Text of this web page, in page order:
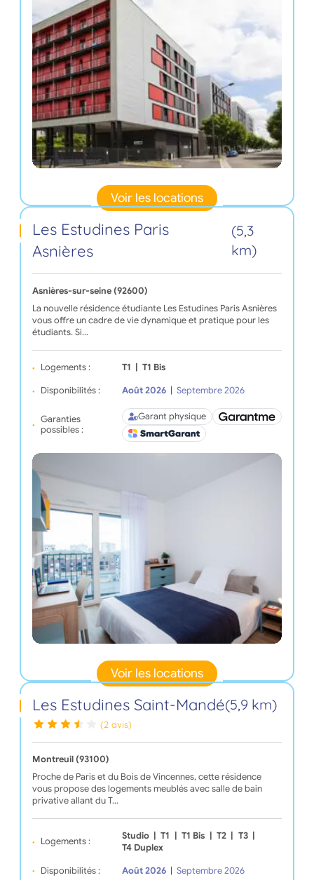
Voir les locations
Les Estudines Paris
Asnières
(5,3
km)
Asnières-sur-seine (92600)
La nouvelle résidence étudiante Les Estudines Paris Asnières
vous offre un cadre de vie dynamique et pratique pour les
étudiants. Si…
Logements : T1 T1 Bis
Disponibilités : Août 2026 Septembre 2026
Garanties
possibles :
Garant physique
Voir les locations
Les Estudines Saint-Mandé(5,9 km)
(2 avis)
Montreuil (93100)
Proche de Paris et du Bois de Vincennes, cette résidence
vous propose des logements meublés avec salle de bain
privative allant du T…
Logements :
Studio | T1 | T1 Bis | T2 | T3 |
T4 Duplex
Disponibilités : Août 2026 | Septembre 2026